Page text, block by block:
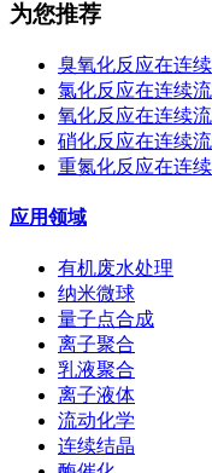
为您推荐
臭氧化反应在连
氯化反应在连续
氧化反应在连续
硝化反应在连续
重氮化反应在连
应用领域
有机废水处理
纳米微球
量子点合成
离子聚合
乳液聚合
离子液体
流动化学
连续结晶